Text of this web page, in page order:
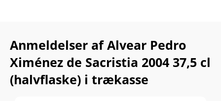
Anmeldelser af Alvear Pedro
Ximénez de Sacristia 2004 37,5 cl
(halvflaske) i trækasse